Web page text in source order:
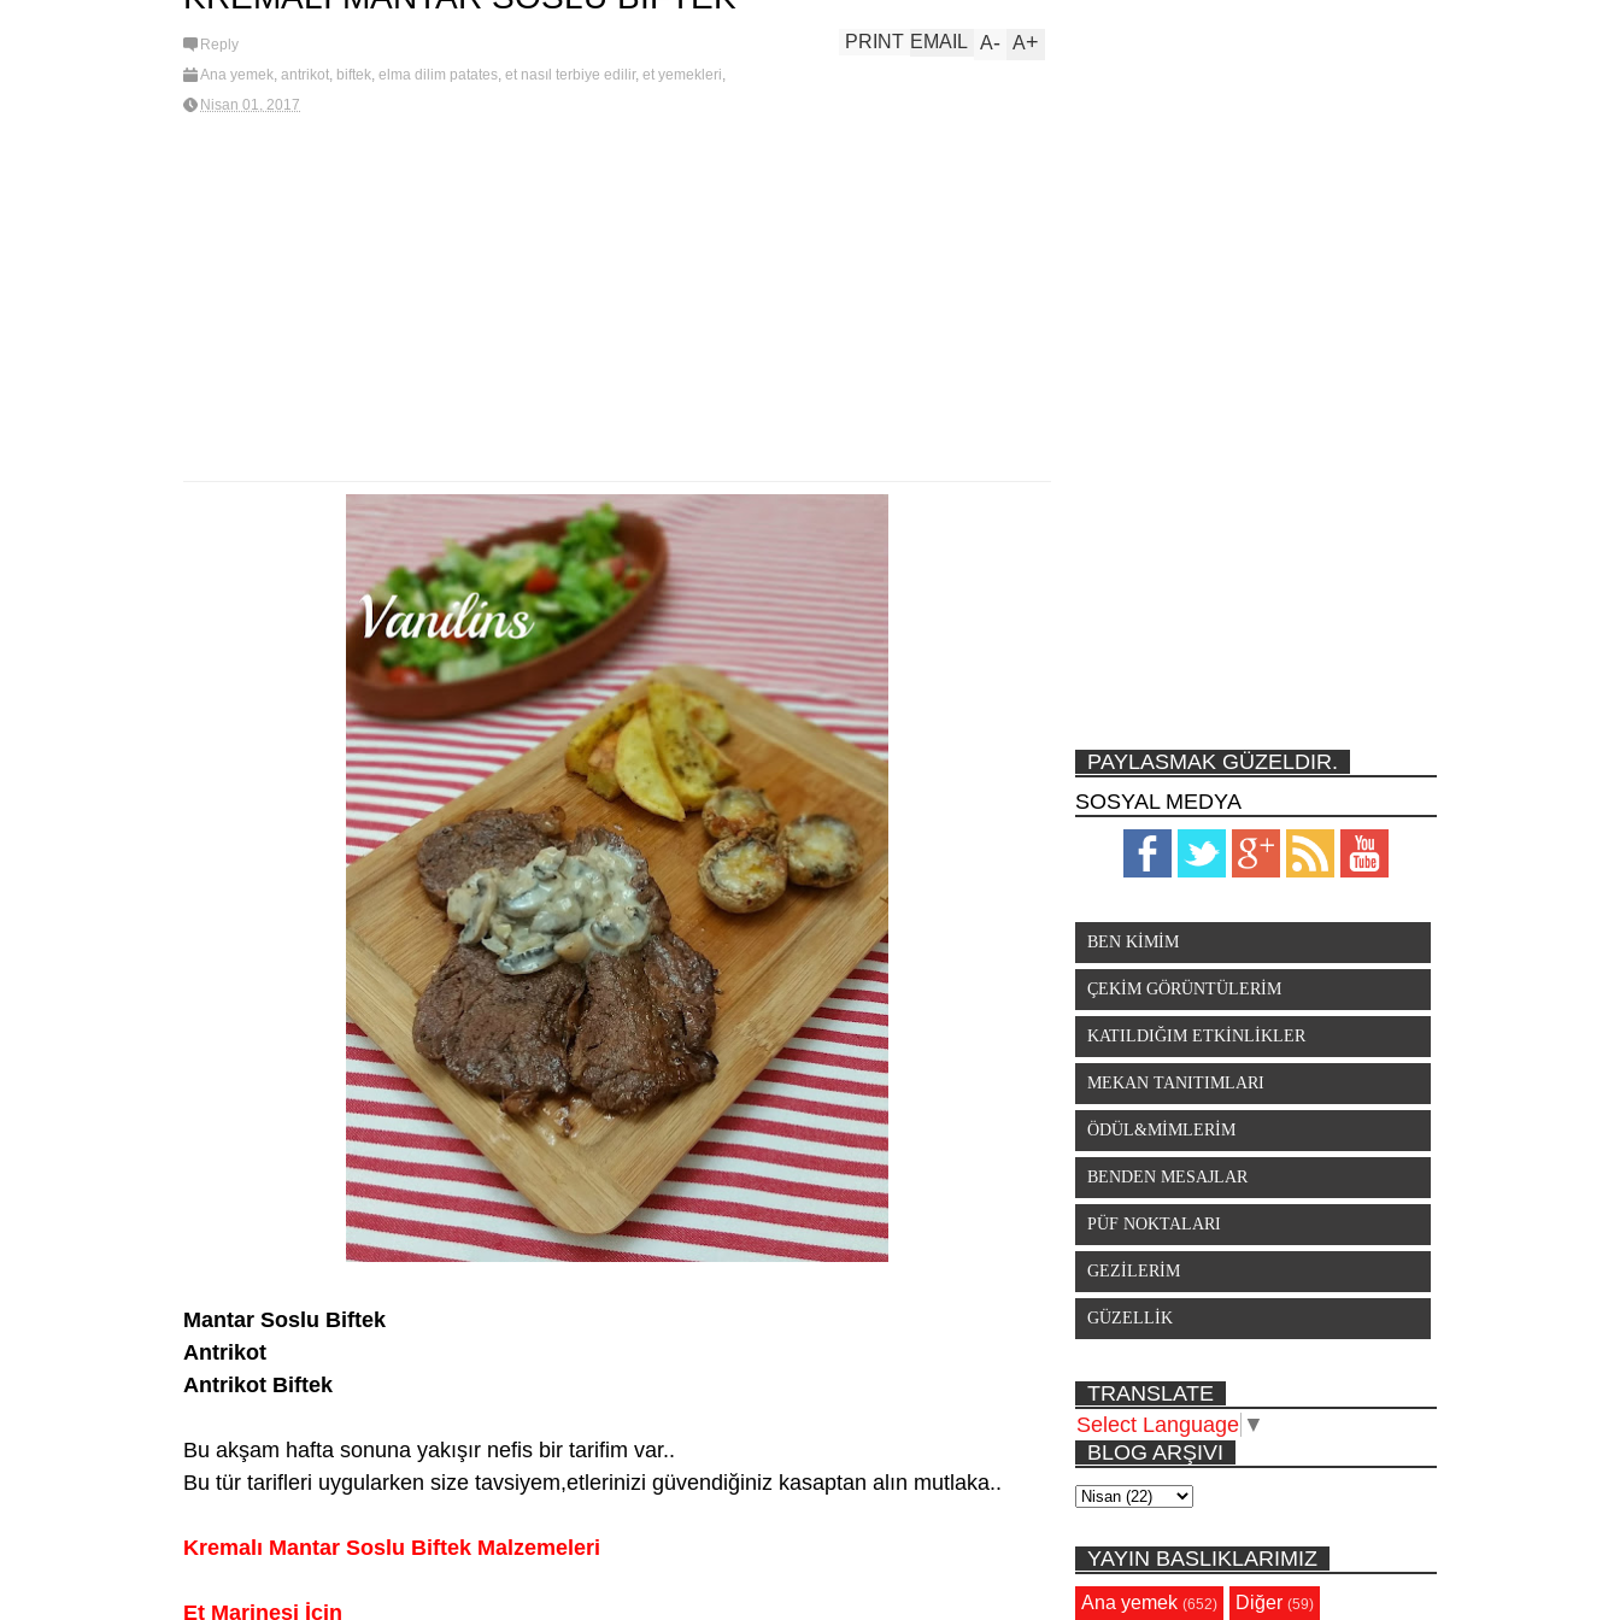
Reply
Ana yemek, antrikot, biftek, elma dilim patates, et nasıl terbiye edilir, et yemekleri,
Nisan 01, 2017
A+
A-
EMAIL
PRINT
Mantar Soslu Biftek
Antrikot
Antrikot Biftek
Bu akşam hafta sonuna yakışır nefis bir tarifim var..
Bu tür tarifleri uygularken size tavsiyem,etlerinizi güvendiğiniz kasaptan alın mutlaka..
Kremalı Mantar Soslu Biftek Malzemeleri
Et Marinesi İçin
PAYLASMAK GÜZELDIR.
SOSYAL MEDYA
BEN KİMİM
ÇEKİM GÖRÜNTÜLERİM
KATILDIĞIM ETKİNLİKLER
MEKAN TANITIMLARI
ÖDÜL&MİMLERİM
BENDEN MESAJLAR
PÜF NOKTALARI
GEZİLERİM
GÜZELLİK
TRANSLATE
Select Language ▼
BLOG ARŞIVI
YAYIN BASLIKLARIMIZ
Ana yemek (652) Diğer (59)